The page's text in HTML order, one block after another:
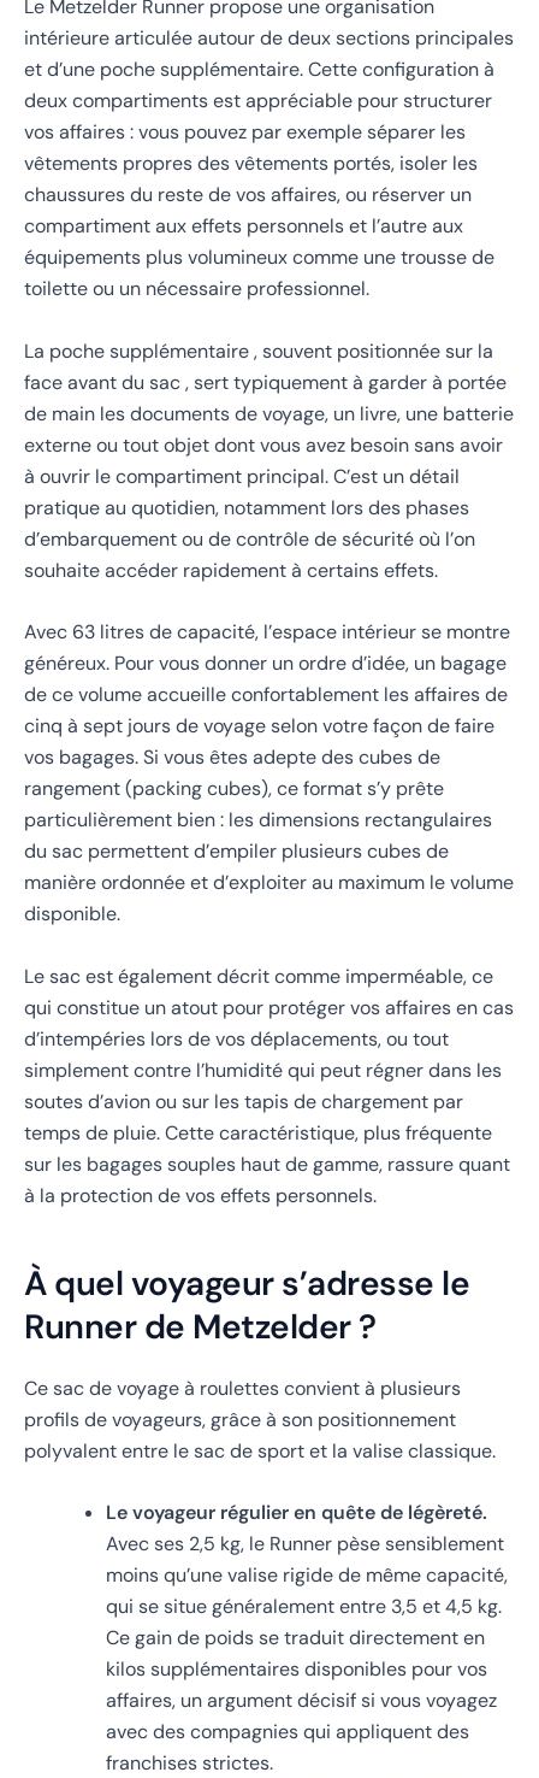
Le Metzelder Runner propose une organisation
intérieure articulée autour de deux sections principales
et d’une poche supplémentaire. Cette configuration à
deux compartiments est appréciable pour structurer
vos affaires : vous pouvez par exemple séparer les
vêtements propres des vêtements portés, isoler les
chaussures du reste de vos affaires, ou réserver un
compartiment aux effets personnels et l’autre aux
équipements plus volumineux comme une trousse de
toilette ou un nécessaire professionnel.
La poche supplémentaire , souvent positionnée sur la
face avant du sac , sert typiquement à garder à portée
de main les documents de voyage, un livre, une batterie
externe ou tout objet dont vous avez besoin sans avoir
à ouvrir le compartiment principal. C’est un détail
pratique au quotidien, notamment lors des phases
d’embarquement ou de contrôle de sécurité où l’on
souhaite accéder rapidement à certains effets.
Avec 63 litres de capacité, l’espace intérieur se montre
généreux. Pour vous donner un ordre d’idée, un bagage
de ce volume accueille confortablement les affaires de
cinq à sept jours de voyage selon votre façon de faire
vos bagages. Si vous êtes adepte des cubes de
rangement (packing cubes), ce format s’y prête
particulièrement bien : les dimensions rectangulaires
du sac permettent d’empiler plusieurs cubes de
manière ordonnée et d’exploiter au maximum le volume
disponible.
Le sac est également décrit comme imperméable, ce
qui constitue un atout pour protéger vos affaires en cas
d’intempéries lors de vos déplacements, ou tout
simplement contre l’humidité qui peut régner dans les
soutes d’avion ou sur les tapis de chargement par
temps de pluie. Cette caractéristique, plus fréquente
sur les bagages souples haut de gamme, rassure quant
à la protection de vos effets personnels.
À quel voyageur s’adresse le
Runner de Metzelder ?
Ce sac de voyage à roulettes convient à plusieurs
profils de voyageurs, grâce à son positionnement
polyvalent entre le sac de sport et la valise classique.
Le voyageur régulier en quête de légèreté.
Avec ses 2,5 kg, le Runner pèse sensiblement
moins qu’une valise rigide de même capacité,
qui se situe généralement entre 3,5 et 4,5 kg.
Ce gain de poids se traduit directement en
kilos supplémentaires disponibles pour vos
affaires, un argument décisif si vous voyagez
avec des compagnies qui appliquent des
franchises strictes.